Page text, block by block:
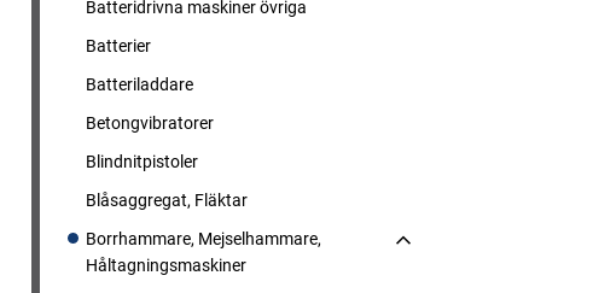
Batteridrivna maskiner övriga
Batterier
Batteriladdare
Betongvibratorer
Blindnitpistoler
Blåsaggregat, Fläktar
Borrhammare, Mejselhammare,
Håltagningsmaskiner